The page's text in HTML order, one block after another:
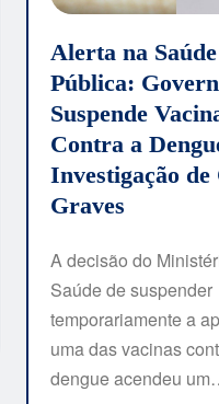
Alerta na Saúde
Pública:
Suspende
Contra a
Investigação de
Graves
A decisão do
Saúde de suspender
temporariamente a
uma das vacinas
dengue acendeu